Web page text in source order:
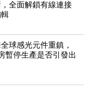
全面解鎖有線連接
球感光元件重鎮，
暫停生產是否引發出